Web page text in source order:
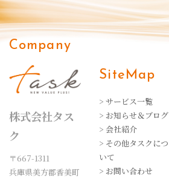
Company
株式会社タス
ク
〒667-1311
兵庫県美方郡香美町
SiteMap
> サービス一覧
> お知らせ＆ブログ
> 会社紹介
> その他タスクにつ
いて
> お問い合わせ